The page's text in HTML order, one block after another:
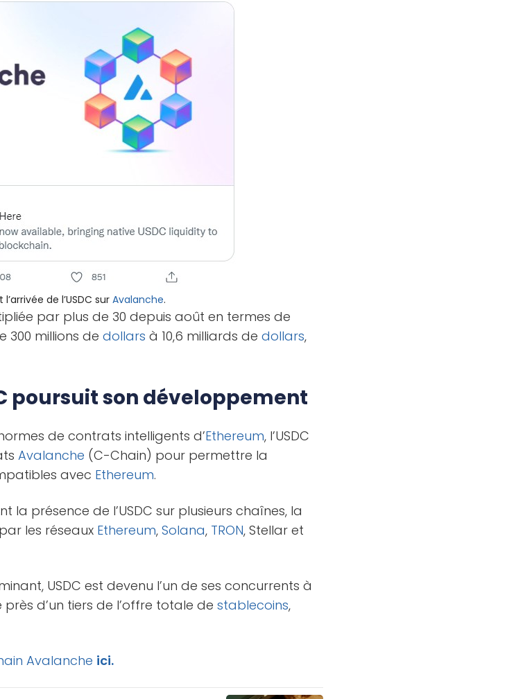
de l’USDC surAvalanche.
par plus de 30 depuis août en termes de
300 millions dedollars à 10,6 milliards dedollars,
poursuit son développement
de contrats intelligents d’Ethereum, l’USDC
Avalanche (C-Chain) pour permettre la
avec Ethereum.
présence de l’USDC sur plusieurs chaînes, la
les réseaux Ethereum,Solana, TRON, Stellar et
USDC est devenu l’un de ses concurrents à
d’un tiers de l’offre totale destablecoins,
Avalanche ici.